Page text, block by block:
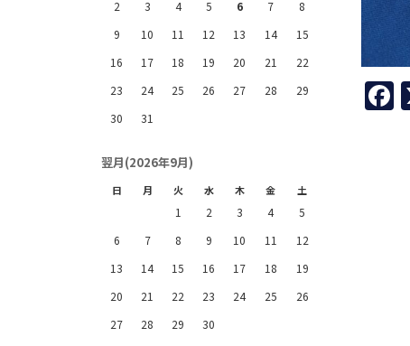
2
3 4 5 6 7
8
9
10 11 12 13 14
15
16
17 18 19 20 21
22
23
24 25 26 27 28
29
30
31
翌月(2026年9月)
日 月 火 水 木 金 土
1 2 3 4
5
6
7 8 9 10 11
12
13
14 15 16 17 18
19
20
21 22 23 24 25
26
27
28 29 30